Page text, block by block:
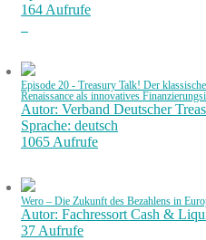
164 Aufrufe
Episode 20 - Treasury Talk! Der
Renaissance als innovatives
Autor: Verband Deutscher
Sprache: deutsch
1065 Aufrufe
Wero – Die Zukunft des Bezahlens in
Autor: Fachressort Cash &
37 Aufrufe